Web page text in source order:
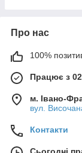
Про нас
100%
Працює з
м. Івано-
вул.
Контакти